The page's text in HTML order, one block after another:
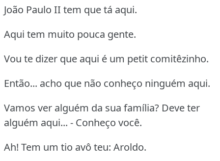
João Paulo II tem que tá aqui.
Aqui tem muito pouca gente.
Vou te dizer que aqui é um petit comitêzinho.
Então... acho que não conheço ninguém aqui.
Vamos ver alguém da sua família? Deve ter
alguém aqui... - Conheço você.
Ah! Tem um tio avô teu: Aroldo.